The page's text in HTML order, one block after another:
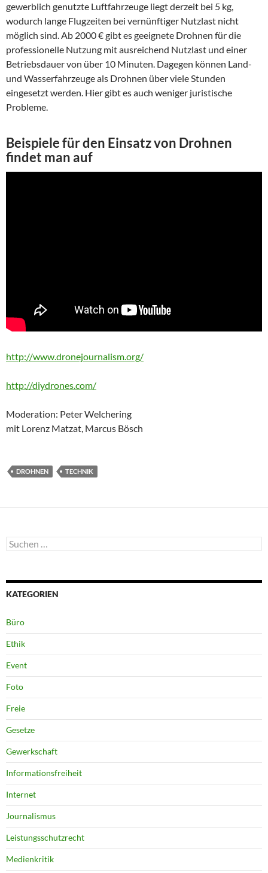
gewerblich genutzte Luftfahrzeuge liegt derzeit bei 5 kg,
wodurch lange Flugzeiten bei vernünftiger Nutzlast nicht
möglich sind. Ab 2000 € gibt es geeignete Drohnen für die
professionelle Nutzung mit ausreichend Nutzlast und einer
Betriebsdauer von über 10 Minuten. Dagegen können Land-
und Wasserfahrzeuge als Drohnen über viele Stunden
eingesetzt werden. Hier gibt es auch weniger juristische
Probleme.
Beispiele für den Einsatz von Drohnen
findet man auf
http://www.dronejournalism.org/
http://diydrones.com/
Moderation: Peter Welchering
mit Lorenz Matzat, Marcus Bösch
DROHNEN TECHNIK
Suchen
nach:
KATEGORIEN
Büro
Ethik
Event
Foto
Freie
Gesetze
Gewerkschaft
Informationsfreiheit
Internet
Journalismus
Leistungsschutzrecht
Medienkritik